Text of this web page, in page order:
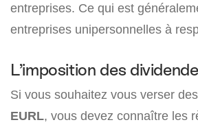
entreprises. Ce qui est
entreprises unipersonnelles à
L’imposition des
Si vous souhaitez vous verser des
EURL, vous devez connaître les